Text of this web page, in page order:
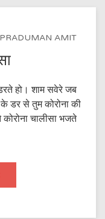
PRADUMAN AMIT
हो। शाम सवेरे जब
डर से तुम कोरोना की
चालीसा भजते